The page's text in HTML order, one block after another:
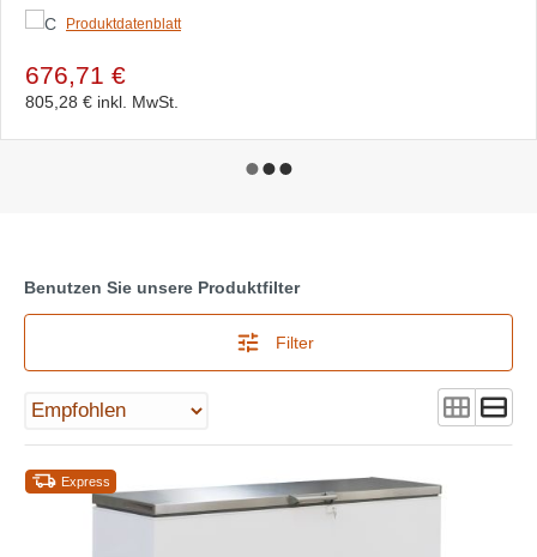
Produktdatenblatt
676,71 €
805,28 € inkl. MwSt.
Benutzen Sie unsere Produktfilter
Filter
Express